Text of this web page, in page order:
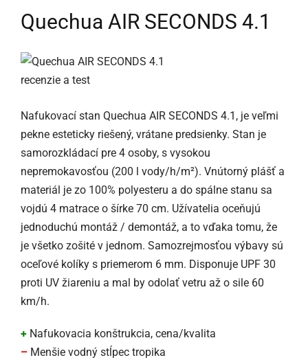
Quechua AIR SECONDS 4.1
Nafukovací stan Quechua AIR SECONDS 4.1, je veľmi
pekne esteticky riešený, vrátane predsienky. Stan je
samorozkládací pre 4 osoby, s vysokou
nepremokavosťou (200 l vody/h/m²). Vnútorný plášť a
materiál je zo 100% polyesteru a do spálne stanu sa
vojdú 4 matrace o šírke 70 cm. Užívatelia oceňujú
jednoduchú montáž / demontáž, a to vďaka tomu, že
je všetko zošité v jednom. Samozrejmosťou výbavy sú
oceľové kolíky s priemerom 6 mm. Disponuje UPF 30
proti UV žiareniu a mal by odolať vetru až o sile 60
km/h.
+ Nafukovacia konštrukcia, cena/kvalita
– Menšie vodný stĺpec tropika